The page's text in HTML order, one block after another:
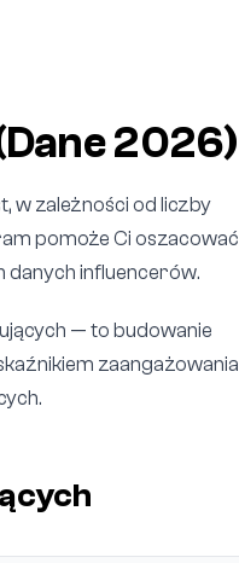
2026)
w zależności od liczby
pomoże Ci oszacować
danych influencerów.
— to budowanie
zaangażowania